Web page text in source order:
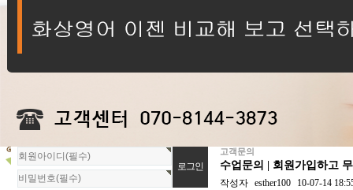
회
원
로
고객문의
수업문의 | 회원가입하고
작성자 esther100 10-07-14